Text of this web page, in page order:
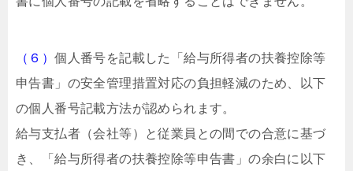
（６）個人番号を記載した「給与所得者の扶養控除等
申告書」の安全管理措置対応の負担軽減のため、以下
の個人番号記載方法が認められます。
給与支払者（会社等）と従業員との間での合意に基づ
き、「給与所得者の扶養控除等申告書」の余白に以下